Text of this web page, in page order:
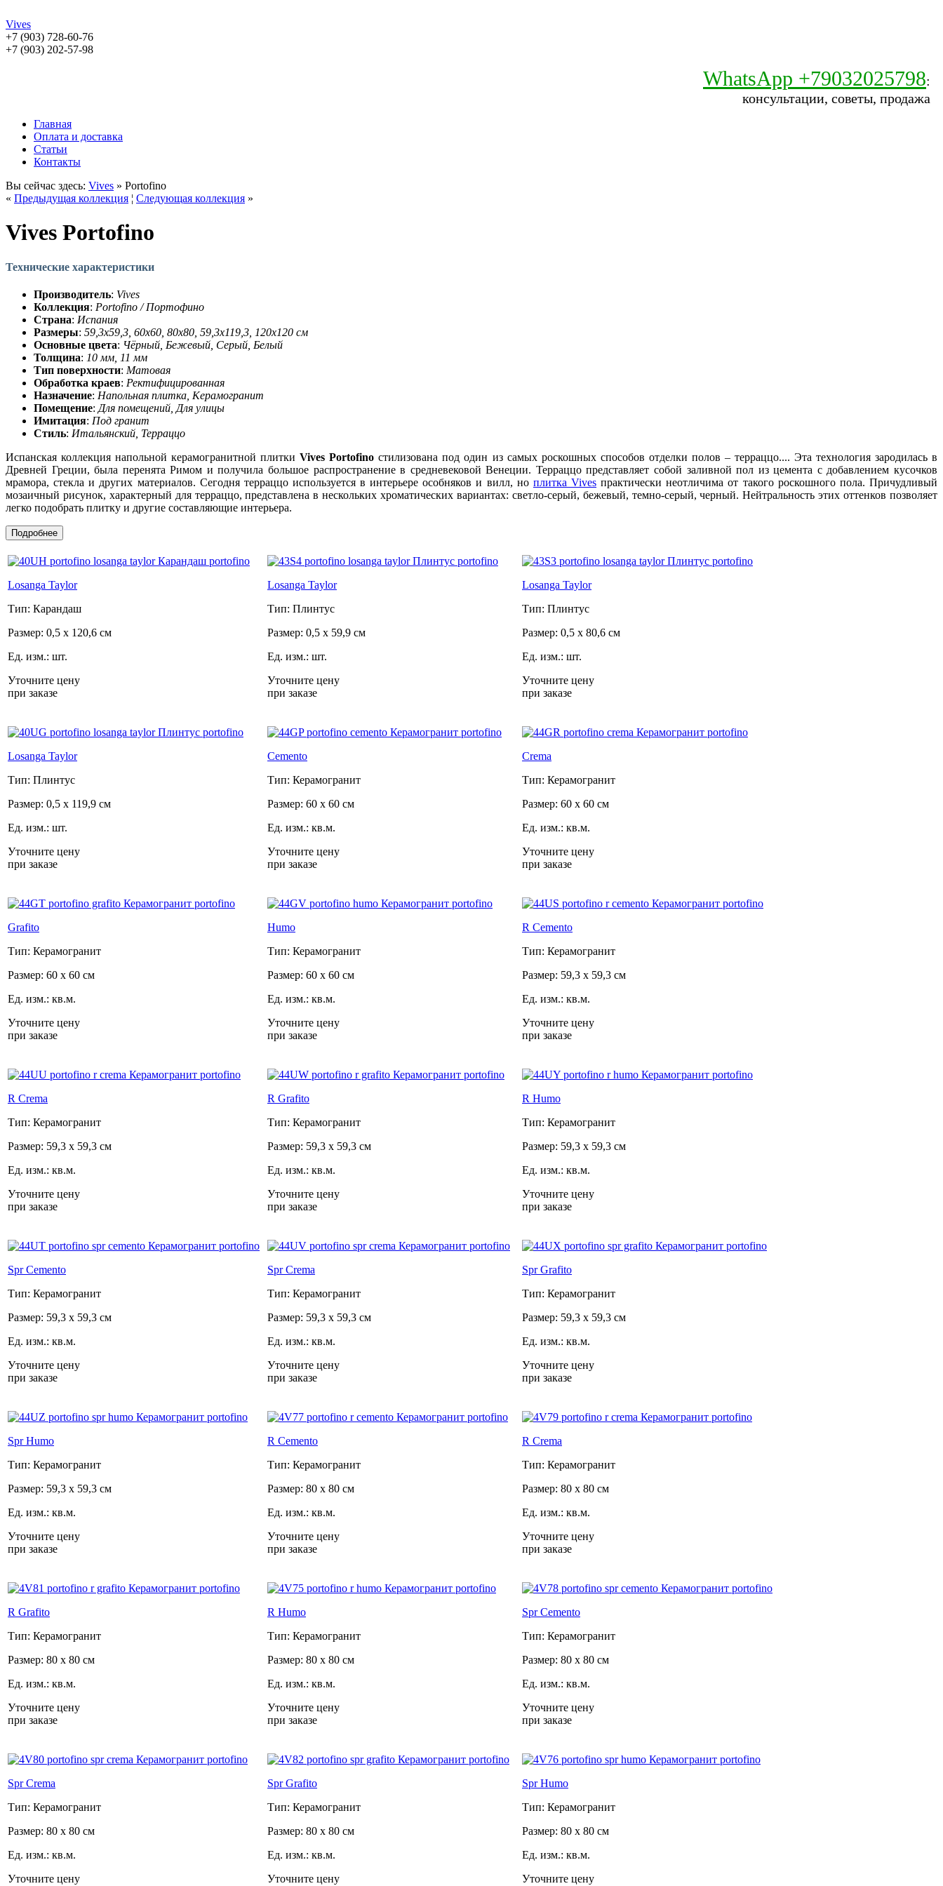
Vives
+7 (903) 728-60-76
+7 (903) 202-57-98
WhatsApp +79032025798:
консультации, советы, продажа
Главная
Оплата и доставка
Статьи
Контакты
Вы сейчас здесь: Vives » Portofino
« Предыдущая коллекция ¦ Следующая коллекция »
Vives Portofino
Технические характеристики
Производитель: Vives
Коллекция: Portofino / Портофино
Страна: Испания
Размеры: 59,3x59,3, 60х60, 80х80, 59,3x119,3, 120x120 см
Основные цвета: Чёрный, Бежевый, Серый, Белый
Толщина: 10 мм, 11 мм
Тип поверхности: Матовая
Обработка краев: Ректифицированная
Назначение: Напольная плитка, Керамогранит
Помещение: Для помещений, Для улицы
Имитация: Под гранит
Стиль: Итальянский, Терраццо
Испанская коллекция напольной керамогранитной плиткиVives Portofino стилизована под один из самых роскошных способов отделки полов – терраццо.... Эта технология зародилась в
Древней Греции, была перенята Римом и получила большое распространение в средневековой Венеции. Терраццо представляет собой заливной пол из цемента с добавлением кусочков
мрамора, стекла и других материалов. Сегодня терраццо используется в интерьере особняков и вилл, но плитка Vives практически неотличима от такого роскошного пола. Причудливый
мозаичный рисунок, характерный для терраццо, представлена в нескольких хроматических вариантах: светло-серый, бежевый, темно-серый, черный. Нейтральность этих оттенков позволяет
легко подобрать плитку и другие составляющие интерьера.
Подробнее
Losanga Taylor
Тип: Карандаш
Размер: 0,5 x 120,6 см
Ед. изм.: шт.
Уточните цену
при заказе
Losanga Taylor
Тип: Плинтус
Размер: 0,5 x 59,9 см
Ед. изм.: шт.
Уточните цену
при заказе
Losanga Taylor
Тип: Плинтус
Размер: 0,5 x 80,6 см
Ед. изм.: шт.
Уточните цену
при заказе
Losanga Taylor
Тип: Плинтус
Размер: 0,5 x 119,9 см
Ед. изм.: шт.
Уточните цену
при заказе
Cemento
Тип: Керамогранит
Размер: 60 x 60 см
Ед. изм.: кв.м.
Уточните цену
при заказе
Crema
Тип: Керамогранит
Размер: 60 x 60 см
Ед. изм.: кв.м.
Уточните цену
при заказе
Grafito
Тип: Керамогранит
Размер: 60 x 60 см
Ед. изм.: кв.м.
Уточните цену
при заказе
Humo
Тип: Керамогранит
Размер: 60 x 60 см
Ед. изм.: кв.м.
Уточните цену
при заказе
R Cemento
Тип: Керамогранит
Размер: 59,3 x 59,3 см
Ед. изм.: кв.м.
Уточните цену
при заказе
R Crema
Тип: Керамогранит
Размер: 59,3 x 59,3 см
Ед. изм.: кв.м.
Уточните цену
при заказе
R Grafito
Тип: Керамогранит
Размер: 59,3 x 59,3 см
Ед. изм.: кв.м.
Уточните цену
при заказе
R Humo
Тип: Керамогранит
Размер: 59,3 x 59,3 см
Ед. изм.: кв.м.
Уточните цену
при заказе
Spr Cemento
Тип: Керамогранит
Размер: 59,3 x 59,3 см
Ед. изм.: кв.м.
Уточните цену
при заказе
Spr Crema
Тип: Керамогранит
Размер: 59,3 x 59,3 см
Ед. изм.: кв.м.
Уточните цену
при заказе
Spr Grafito
Тип: Керамогранит
Размер: 59,3 x 59,3 см
Ед. изм.: кв.м.
Уточните цену
при заказе
Spr Humo
Тип: Керамогранит
Размер: 59,3 x 59,3 см
Ед. изм.: кв.м.
Уточните цену
при заказе
R Cemento
Тип: Керамогранит
Размер: 80 x 80 см
Ед. изм.: кв.м.
Уточните цену
при заказе
R Crema
Тип: Керамогранит
Размер: 80 x 80 см
Ед. изм.: кв.м.
Уточните цену
при заказе
R Grafito
Тип: Керамогранит
Размер: 80 x 80 см
Ед. изм.: кв.м.
Уточните цену
при заказе
R Humo
Тип: Керамогранит
Размер: 80 x 80 см
Ед. изм.: кв.м.
Уточните цену
при заказе
Spr Cemento
Тип: Керамогранит
Размер: 80 x 80 см
Ед. изм.: кв.м.
Уточните цену
при заказе
Spr Crema
Тип: Керамогранит
Размер: 80 x 80 см
Ед. изм.: кв.м.
Уточните цену
Spr Grafito
Тип: Керамогранит
Размер: 80 x 80 см
Ед. изм.: кв.м.
Уточните цену
Spr Humo
Тип: Керамогранит
Размер: 80 x 80 см
Ед. изм.: кв.м.
Уточните цену